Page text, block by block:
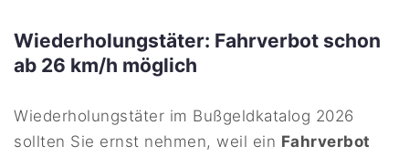
Wiederholungstäter: Fahrverbot schon
ab 26 km/h möglich
Wiederholungstäter im Bußgeldkatalog 2026
sollten Sie ernst nehmen, weil ein Fahrverbot